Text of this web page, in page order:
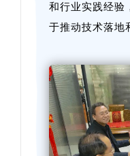
和行业实践经验
于推动技术落地